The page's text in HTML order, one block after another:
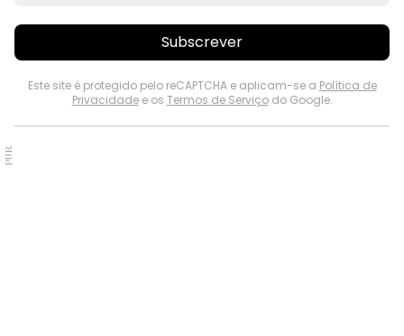
Subscrever
Este site é protegido pelo reCAPTCHA e aplicam-se a Política de
Privacidadee os Termos de Serviçodo Google.
PUB.